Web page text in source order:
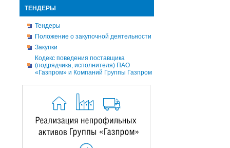
ТЕНДЕРЫ
Тендеры
Положение о закупочной деятельности
Закупки
Кодекс поведения поставщика
(подрядчика, исполнителя) ПАО
«Газпром» и Компаний Группы Газпром